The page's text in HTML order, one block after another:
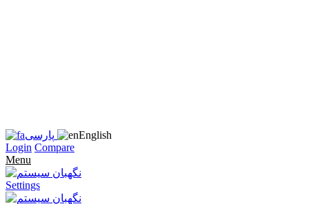
پارسی
English
Login Compare
Menu
Settings